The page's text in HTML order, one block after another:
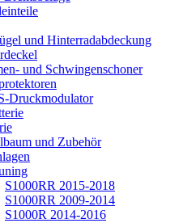
und Hinterradabdeckung
und Schwingenschoner
Druckmodulator
und Zubehör
S1000RR 2015-2018
S1000RR 2009-2014
S1000R 2014-2016